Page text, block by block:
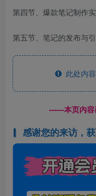
第四节、爆款笔记制作
第五节、笔记的发布与
此处内容
------本页内
感谢您的来访，